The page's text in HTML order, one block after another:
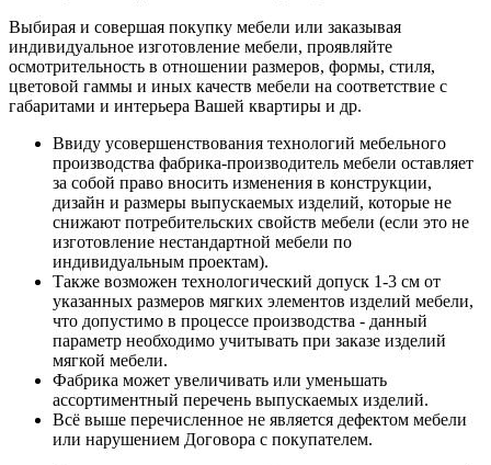
Выбирая и совершая покупку мебели или заказывая
индивидуальное изготовление мебели, проявляйте
осмотрительность в отношении размеров, формы, стиля,
цветовой гаммы и иных качеств мебели на соответствие с
габаритами и интерьера Вашей квартиры и др.
Ввиду усовершенствования технологий мебельного
производства фабрика-производитель мебели оставляет
за собой право вносить изменения в конструкции,
дизайн и размеры выпускаемых изделий, которые не
снижают потребительских свойств мебели (если это не
изготовление нестандартной мебели по
индивидуальным проектам).
Также возможен технологический допуск 1-3 см от
указанных размеров мягких элементов изделий мебели,
что допустимо в процессе производства - данный
параметр необходимо учитывать при заказе изделий
мягкой мебели.
Фабрика может увеличивать или уменьшать
ассортиментный перечень выпускаемых изделий.
Всё выше перечисленное не является дефектом мебели
или нарушением Договора с покупателем.